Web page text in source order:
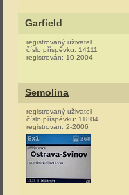
Garfield
registrovaný uživatel
číslo příspěvku: 14111
registrován: 10-2004
Semolina
registrovaný uživatel
číslo příspěvku: 11804
registrován: 2-2006